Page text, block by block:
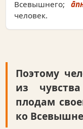
Всевышнего;
человек.
Поэтому
из
плодам
ко